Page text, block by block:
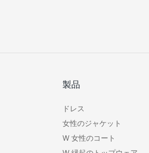
製品
ドレス
女性のジャケット
W 女性のコート